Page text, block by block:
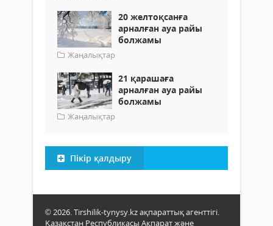
20 желтоқсанға
арналған ауа райы
болжамы
Жаңалықтар
21 қарашаға
арналған ауа райы
болжамы
Жаңалықтар
Пікір қалдыру
© 2026. Tirshilik-tynysy.kz ақпараттық агенттігі.
Қазақстан Республикасы Ақпарат және